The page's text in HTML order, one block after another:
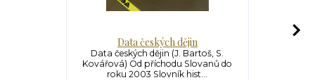
Data českých dějin
Data českých dějin (J. Bartoš, S.
Kovářová) Od příchodu Slovanů do
roku 2003 Slovník hist...